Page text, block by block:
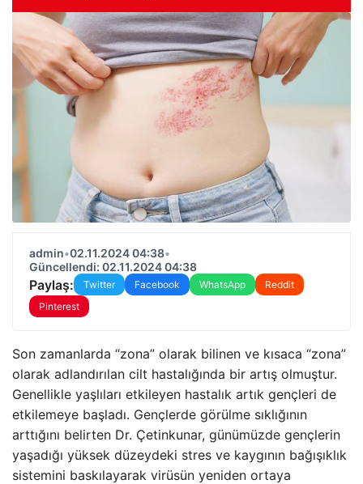
admin•02.11.2024 04:38•
Güncellendi: 02.11.2024 04:38
Paylaş: Twitter Facebook WhatsApp
Reddit
Pinterest
Son zamanlarda “zona” olarak bilinen ve kısaca “zona”
olarak adlandırılan cilt hastalığında bir artış olmuştur.
Genellikle yaşlıları etkileyen hastalık artık gençleri de
etkilemeye başladı. Gençlerde görülme sıklığının
arttığını belirten Dr. Çetinkunar, günümüzde gençlerin
yaşadığı yüksek düzeydeki stres ve kaygının bağışıklık
sistemini baskılayarak virüsün yeniden ortaya